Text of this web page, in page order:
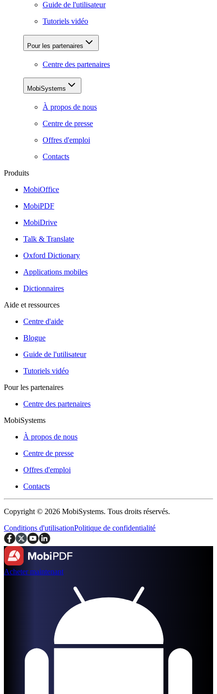
Guide de l'utilisateur
Tutoriels vidéo
Pour les partenaires
Centre des partenaires
MobiSystems
À propos de nous
Centre de presse
Offres d'emploi
Contacts
Produits
MobiOffice
MobiPDF
MobiDrive
Talk & Translate
Oxford Dictionary
Applications mobiles
Dictionnaires
Aide et ressources
Centre d'aide
Blogue
Guide de l'utilisateur
Tutoriels vidéo
Pour les partenaires
Centre des partenaires
MobiSystems
À propos de nous
Centre de presse
Offres d'emploi
Contacts
Copyright © 2026 MobiSystems. Tous droits réservés.
Conditions d'utilisationPolitique de confidentialité
Acheter maintenant